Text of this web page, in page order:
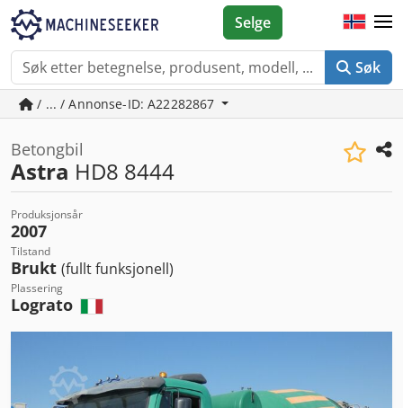
Søk
Selge
/ ... / Annonse-ID: A22282867
Betongbil
Astra HD8 8444
Produksjonsår
2007
Tilstand
Brukt (fullt funksjonell)
Plassering
Lograto